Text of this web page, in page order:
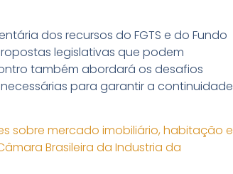
dos recursos do FGTS e do Fundo
legislativas que podem
também abordará os desafios
para garantir a continuidade
sobre mercado imobiliário, habitação e
Brasileira da Industria da